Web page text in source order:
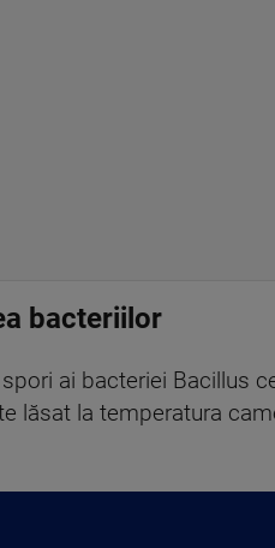
bacteriilor
ai bacteriei Bacillus
lăsat la temperatura